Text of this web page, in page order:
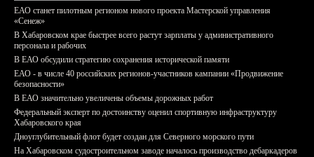
ЕАО станет пилотным регионом нового проекта Мастерской управления
«Сенеж»
В Хабаровском крае быстрее всего растут зарплаты у административного
персонала и рабочих
В ЕАО обсудили стратегию сохранения исторической памяти
ЕАО - в числе 40 российских регионов-участников кампании «Продвижение
безопасности»
В ЕАО значительно увеличены объемы дорожных работ
Федеральный эксперт по достоинству оценил спортивную инфраструктуру
Хабаровского края
Дноуглубительный флот будет создан для Северного морского пути
На Хабаровском судостроительном заводе началось производство дебаркадеров